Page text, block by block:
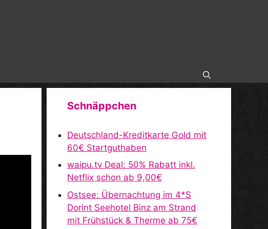
Schnäppchen
Deutschland-Kreditkarte Gold mit
60€ Startguthaben
waipu.tv Deal: 50% Rabatt inkl.
Netflix schon ab 9,00€
Ostsee: Übernachtung im 4*S
Dorint Seehotel Binz am Strand
mit Frühstück & Therme ab 75€